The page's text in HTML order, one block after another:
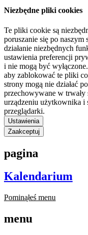
Niezbędne pliki cookies
Te pliki cookie są
poruszanie się po
działanie niezbędnych
ustawienia preferencji
i nie mogą być
aby zablokować te pliki
strony mogą nie działać
przechowywane w
urządzeniu użytkownika i
przeglądarki.
Ustawienia
Zaakceptuj
pagina
Kalendarium
Pominąłeś menu
menu